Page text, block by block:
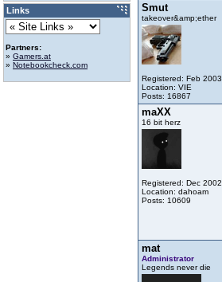
Smut
takeover&amp;ether
Registered: Feb 2003
Location: VIE
Posts: 16867
maXX
16 bit herz
Registered: Dec 2002
Location: dahoam
Posts: 10609
mat
Administrator
Legends never die
Links
Partners:
» Gamers.at
» Notebookcheck.com